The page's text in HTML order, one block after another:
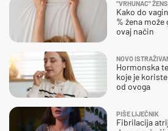
"VRHUNAC"
Kako do
% žena
ovaj način
NOVO
Hormonska
koje je
od ovoga
PIŠE LIJEČNIK
Fibrilacija